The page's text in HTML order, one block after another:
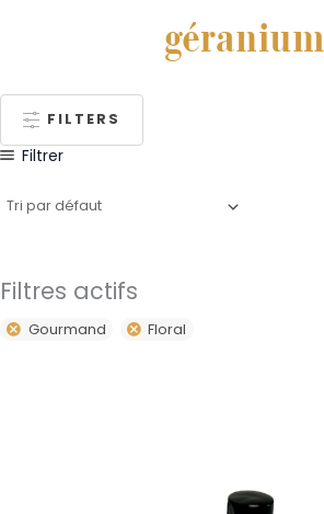
géranium
FILTERS
Filtrer
Filtres actifs
Gourmand Floral